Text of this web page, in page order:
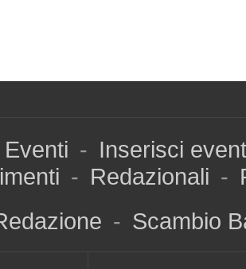
Eventi - Inserisci
- Redazionali -
- Scambio